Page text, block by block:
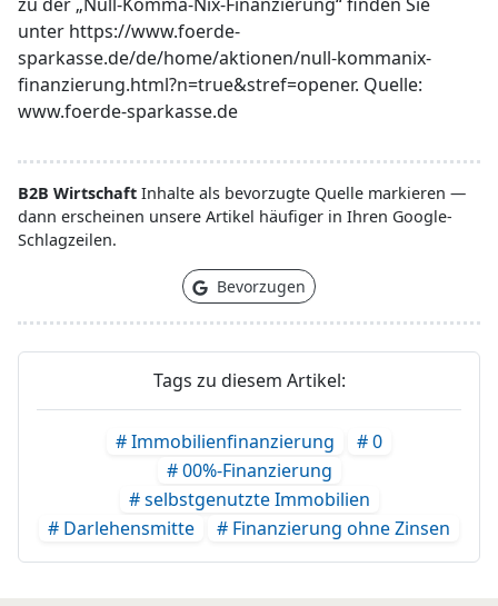
unter https://www.foerde-
sparkasse.de/de/home/aktionen/null-kommanix-
finanzierung.html?n=true&stref=opener. Quelle:
www.foerde-sparkasse.de
B2B Wirtschaft Inhalte als bevorzugte Quelle markieren —
dann erscheinen unsere Artikel häufiger in Ihren Google-
Schlagzeilen.
Bevorzugen
Tags zu diesem Artikel:
# Immobilienfinanzierung
# 0
# 00%-Finanzierung
# selbstgenutzte Immobilien
# Darlehensmitte
# Finanzierung ohne Zinsen